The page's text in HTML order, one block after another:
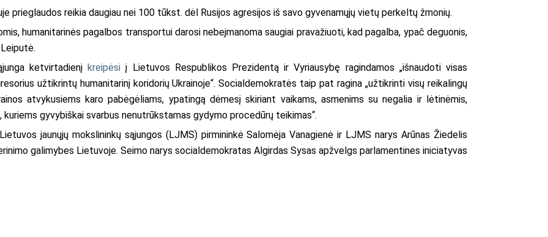
prieglaudos reikia daugiau nei 100 tūkst. dėl Rusijos agresijos iš savo gyvenamųjų vietų perkeltų žmonių.
humanitarinės pagalbos transportui darosi nebeįmanoma saugiai pravažiuoti, kad pagalba, ypač deguonis,
Leiputė.
ketvirtadienįkreipėsi į Lietuvos Respublikos Prezidentą ir Vyriausybę ragindamos „išnaudoti visas
užtikrintų humanitarinį koridorių Ukrainoje“. Socialdemokratės taip pat ragina „užtikrinti visų reikalingų
atvykusiems karo pabėgėliams, ypatingą dėmesį skiriant vaikams, asmenims su negalia ir lėtinėmis,
kuriems gyvybiškai svarbus nenutrūkstamas gydymo procedūrų teikimas“.
jaunųjų mokslininkų sąjungos (LJMS) pirmininkė Salomėja Vanagienė ir LJMS narys Arūnas Žiedelis
galimybes Lietuvoje. Seimo narys socialdemokratas Algirdas Sysas apžvelgs parlamentines iniciatyvas